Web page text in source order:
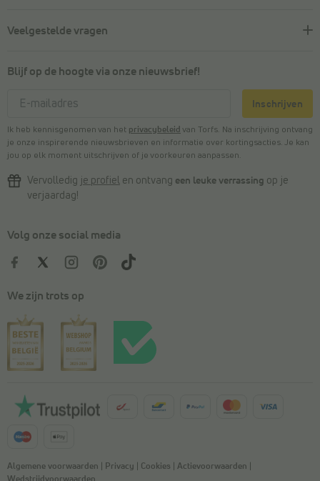
Veelgestelde vragen
Blijf op de hoogte via onze nieuwsbrief!
Inschrijven
Ik heb kennisgenomen van het privacybeleid van Torfs. Na inschrijving ontvang
je onze inspirerende nieuwsbrieven en informatie over kortingsacties. Je kan
jou op elk moment uitschrijven of je voorkeuren aanpassen.
Vervolledig je profiel en ontvang een leuke verrassing op je
verjaardag!
Volg onze social media
We zijn trots op
Algemene voorwaarden Privacy Cookies Actievoorwaarden